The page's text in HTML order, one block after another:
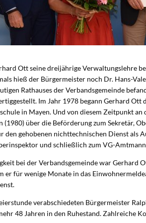
Ott seine dreijährige Verwaltungslehre
hieß der Bürgermeister noch Dr. Hans-
Rathauses der Verbandsgemeinde
Im Jahr 1978 begann Gerhard
in Mayen. Und von diesem Zeitpunkt
(1980) über die Beförderung zum Sekretär,
gehobenen nichttechnischen Dienst als
und schließlich zum VG-
bei der Verbandsgemeinde war
er für wenige Monate in das
verabschiedeten Bürgermeister
48 Jahren in den Ruhestand. Zahlreiche